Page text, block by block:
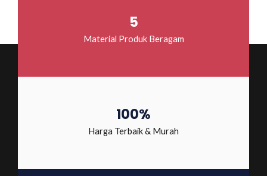
5
Material Produk Beragam
100%
Harga Terbaik & Murah